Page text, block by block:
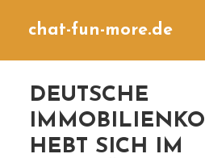
chat-fun-more.de
DEUTSCHE
HEBT SICH IM